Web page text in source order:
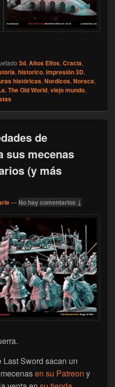
Novedades de Febrero ’25
3d, Altos Elfos, Cracia,
, historico, impresión 3D,
históricas, Nordicos, Norsca,
, The Old World, viejo mundo,
de
sus mecenas
(y más
— No hay comentarios ↓
Last Sword sacan un
en su Patreon y